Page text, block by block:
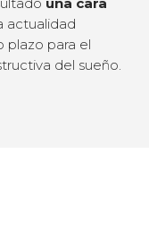
actualidad
plazo para el
del sueño.